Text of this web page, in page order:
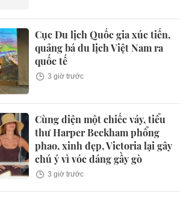
Cục Du lịch Quốc gia xúc tiến,
quảng bá du lịch Việt Nam ra
quốc tế
3 giờ trước
Cùng diện một chiếc váy, tiểu
thư Harper Beckham phổng
phao, xinh đẹp, Victoria lại gây
chú ý vì vóc dáng gầy gò
3 giờ trước